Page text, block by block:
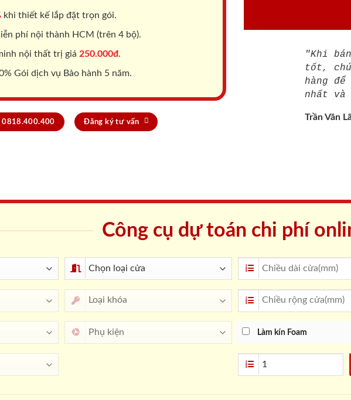
khi thiết kế lắp đặt trọn gói.
phí nội thành HCM (trên 4 bộ).
nội thất trị giá 250.000đ.
Gói dịch vụ Bảo hành 5 năm.
0818.400.400 Đăng ký tư vấn
"Khi
tốt,
hàng
nhất và
Trần Văn
Công cụ dự toán chi phí
Làm kín Foam